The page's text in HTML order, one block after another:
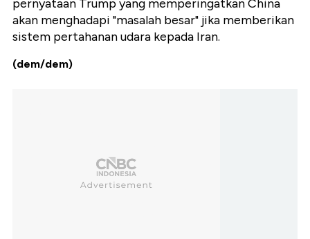
pernyataan Trump yang memperingatkan China
akan menghadapi "masalah besar" jika memberikan
sistem pertahanan udara kepada Iran.
(dem/dem)